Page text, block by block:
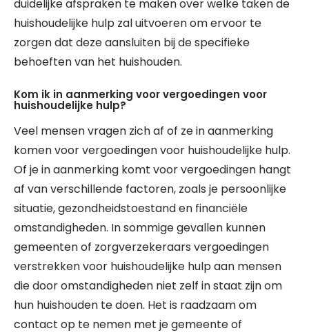
duidelijke afspraken te maken over welke taken de
huishoudelijke hulp zal uitvoeren om ervoor te
zorgen dat deze aansluiten bij de specifieke
behoeften van het huishouden.
Kom ik in aanmerking voor vergoedingen voor
huishoudelijke hulp?
Veel mensen vragen zich af of ze in aanmerking
komen voor vergoedingen voor huishoudelijke hulp.
Of je in aanmerking komt voor vergoedingen hangt
af van verschillende factoren, zoals je persoonlijke
situatie, gezondheidstoestand en financiële
omstandigheden. In sommige gevallen kunnen
gemeenten of zorgverzekeraars vergoedingen
verstrekken voor huishoudelijke hulp aan mensen
die door omstandigheden niet zelf in staat zijn om
hun huishouden te doen. Het is raadzaam om
contact op te nemen met je gemeente of